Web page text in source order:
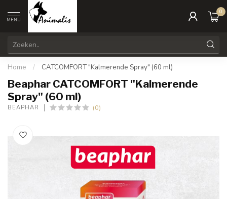
MENU
0
Home / CATCOMFORT "Kalmerende Spray" (60 ml)
Beaphar CATCOMFORT "Kalmerende
Spray" (60 ml)
BEAPHAR (0)